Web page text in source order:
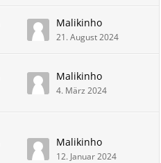
Malikinho
21. August 2024
Malikinho
4. März 2024
Malikinho
12. Januar 2024